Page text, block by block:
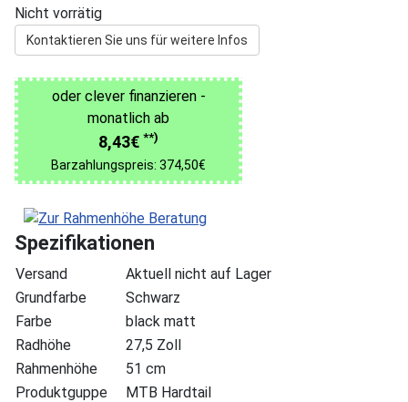
Nicht vorrätig
Kontaktieren Sie uns für weitere Infos
oder clever finanzieren -
monatlich ab
8,43€ **)
Barzahlungspreis: 374,50€
Spezifikationen
Versand
Aktuell nicht auf Lager
Grundfarbe
Schwarz
Farbe
black matt
Radhöhe
27,5 Zoll
Rahmenhöhe
51 cm
Produktguppe
MTB Hardtail